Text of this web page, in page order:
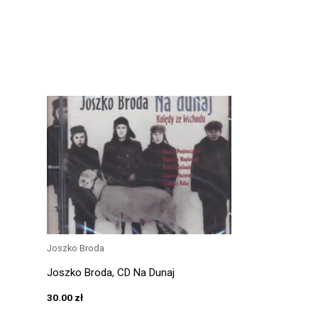
Joszko Broda
Joszko Broda, CD Na Dunaj
30.00 zł